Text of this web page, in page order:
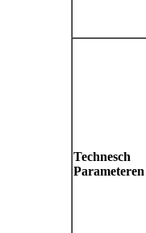
Technesch
Parameteren